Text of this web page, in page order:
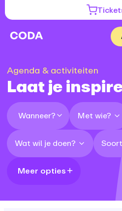
Agenda & activiteiten
Laat je
Wanneer? Met wie?
Wat wil je doen?
Meer opties